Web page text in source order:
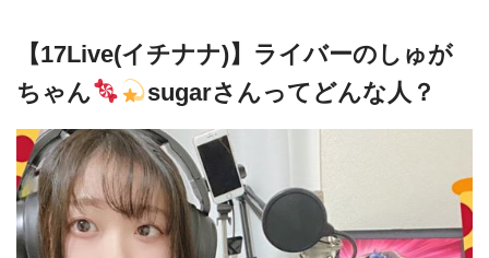
【17Live(イチナナ)】ライバーのしゅが
ちゃん
sugarさんってどんな⼈？